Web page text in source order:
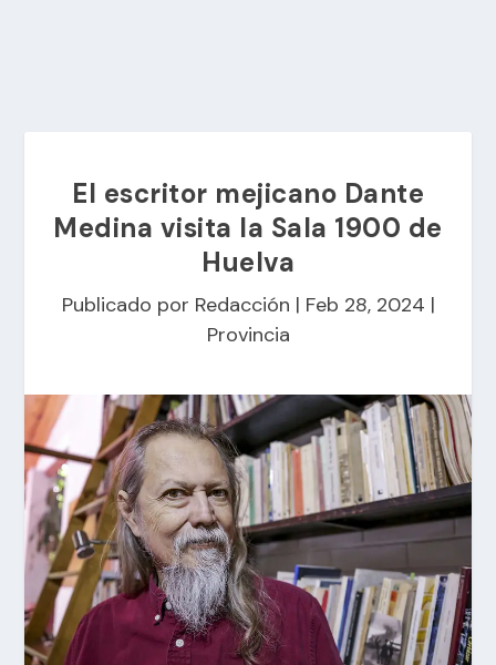
El escritor mejicano Dante
Medina visita la Sala 1900 de
Huelva
Publicado por Redacción | Feb 28, 2024 |
Provincia